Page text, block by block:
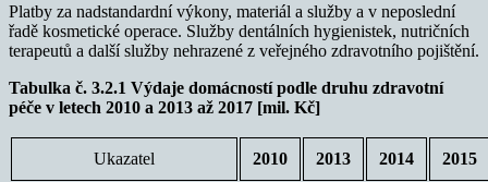
Platby za nadstandardní výkony, materiál a služby a v neposlední
řadě kosmetické operace. Služby dentálních hygienistek, nutričních
terapeutů a další služby nehrazené z veřejného zdravotního pojištění.
Tabulka č. 3.2.1 Výdaje domácností podle druhu zdravotní
péče v letech 2010 a 2013 až 2017 [mil. Kč]
Ukazatel 2010 2013 2014
2015